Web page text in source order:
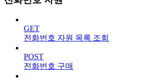
GET
전화번호 자원 목록 조회
POST
전화번호 구매